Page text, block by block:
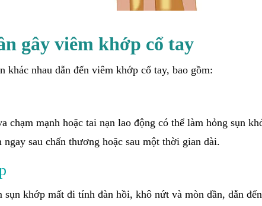
gây viêm khớp cổ tay
khác nhau dẫn đến viêm khớp cổ tay, bao gồm:
chạm mạnh hoặc tai nạn lao động có thể làm hỏng sụn
ngay sau chấn thương hoặc sau một thời gian dài.
sụn khớp mất đi tính đàn hồi, khô nứt và mòn dần, dẫn